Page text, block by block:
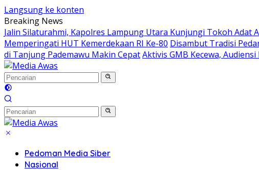
Langsung ke konten
Breaking News
Jalin Silaturahmi, Kapolres Lampung Utara Kunjungi Tokoh Adat
Memperingati HUT Kemerdekaan RI Ke-80 Disambut Tradisi
di Tanjung Pademawu Makin CepatAktivis GMB Kecewa,
Pedoman Media Siber
Nasional